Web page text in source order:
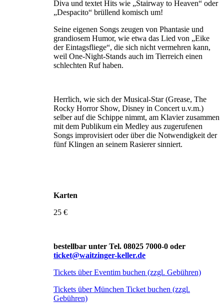
Diva und textet Hits wie „Stairway to Heaven“ oder
„Despacito“ brüllend komisch um!
Seine eigenen Songs zeugen von Phantasie und
grandio­sem Humor, wie etwa das Lied von „Eike
der Eintags­fliege“, die sich nicht vermehren kann,
weil One-Night-Stands auch im Tierreich einen
schlechten Ruf haben.
Herrlich, wie sich der Musical-Star (Grease, The
Rocky Horror Show, Disney in Concert u.v.m.)
selber auf die Schippe nimmt, am Klavier zusammen
mit dem Publikum ein Medley aus zugerufenen
Songs improvisiert oder über die Notwendigkeit der
fünf Klingen an seinem Rasierer sinniert.
Karten
25 €
bestellbar unter Tel. 08025 7000-0 oder
ticket@waitzinger-keller.de
Tickets über Eventim buchen (zzgl. Gebühren)
Tickets über München Ticket buchen (zzgl.
Gebühren)